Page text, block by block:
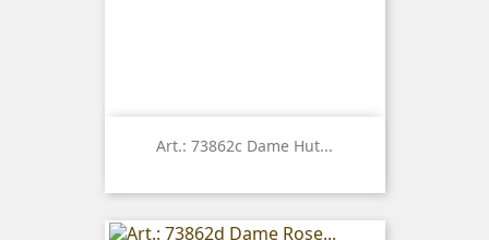
Art.: 73862c Dame Hut...